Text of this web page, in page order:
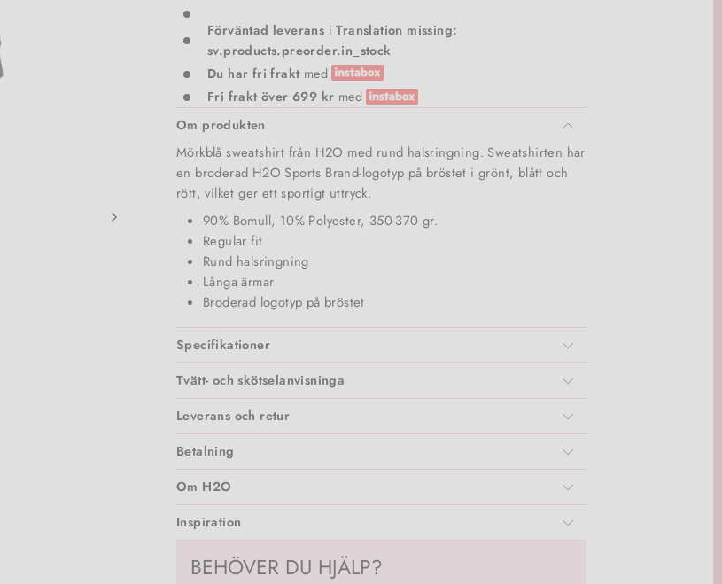
Förväntad leverans iTranslation missing:
sv.products.preorder.in_stock
Du har fri frakt med
Fri frakt över 699 kr med
Om produkten
Mörkblå sweatshirt från H2O med rund halsringning. Sweatshirten har
en broderad H2O Sports Brand-logotyp på bröstet i grönt, blått och
rött, vilket ger ett sportigt uttryck.
90% Bomull, 10% Polyester, 350-370 gr.
Regular fit
Rund halsringning
Långa ärmar
Broderad logotyp på bröstet
Specifikationer
Tvätt- och skötselanvisninga
Leverans och retur
Betalning
Om H2O
Inspiration
BEHÖVER DU HJÄLP?